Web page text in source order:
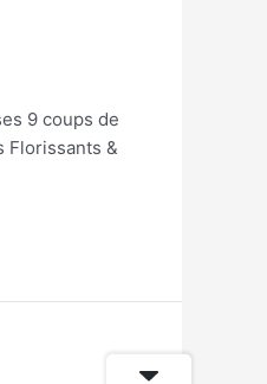
9 coups de
Florissants &